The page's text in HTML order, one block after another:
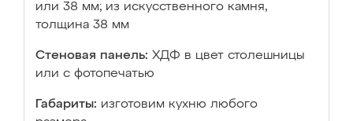
или 38 мм; из искусственного камня,
толщина 38 мм
Стеновая панель: ХДФ в цвет столешницы
или с фотопечатью
Габариты: изготовим кухню любого